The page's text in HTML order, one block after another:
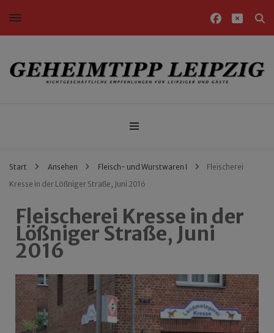
Nichtgeschäftliche Empfehlungen für Leipziger und Gäste
Start Ansehen Fleisch- und Wurstwaren I
Fleischerei
Kresse in der Lößniger Straße, Juni 2016
Fleischerei Kresse in der
Lößniger Straße, Juni
2016